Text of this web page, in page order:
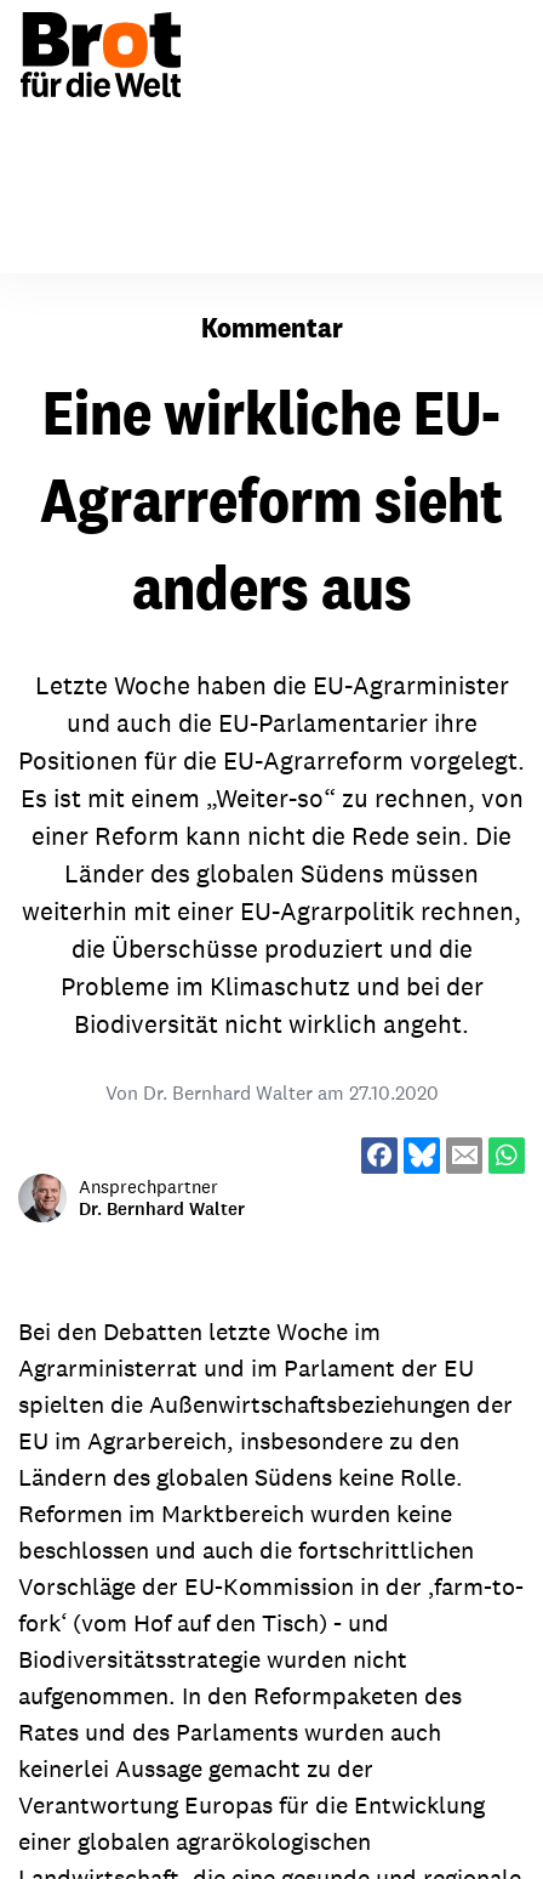
Kommentar
Eine wirkliche EU-
Agrarreform sieht
anders aus
Letzte Woche haben die EU-Agrarminister
und auch die EU-Parlamentarier ihre
Positionen für die EU-Agrarreform vorgelegt.
Es ist mit einem „Weiter-so“ zu rechnen, von
einer Reform kann nicht die Rede sein. Die
Länder des globalen Südens müssen
weiterhin mit einer EU-Agrarpolitik rechnen,
die Überschüsse produziert und die
Probleme im Klimaschutz und bei der
Biodiversität nicht wirklich angeht.
Von Dr. Bernhard Walter am 27.10.2020
Ansprechpartner
Dr. Bernhard Walter
Bei den Debatten letzte Woche im
Agrarministerrat und im Parlament der EU
spielten die Außenwirtschaftsbeziehungen der
EU im Agrarbereich, insbesondere zu den
Ländern des globalen Südens keine Rolle.
Reformen im Marktbereich wurden keine
beschlossen und auch die fortschrittlichen
Vorschläge der EU-Kommission in der ‚farm-to-
fork‘ (vom Hof auf den Tisch) - und
Biodiversitätsstrategie wurden nicht
aufgenommen. In den Reformpaketen des
Rates und des Parlaments wurden auch
keinerlei Aussage gemacht zu der
Verantwortung Europas für die Entwicklung
einer globalen agrarökologischen